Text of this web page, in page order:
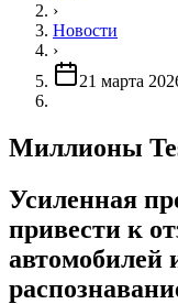
›
Новости
›
21 марта
Миллионы
Усиленная
привести к
автомобилей